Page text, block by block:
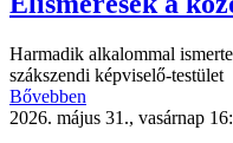
Harmadik alkalommal
szákszendi képviselő-testület
Bővebben
2026. május 31., vasárnap